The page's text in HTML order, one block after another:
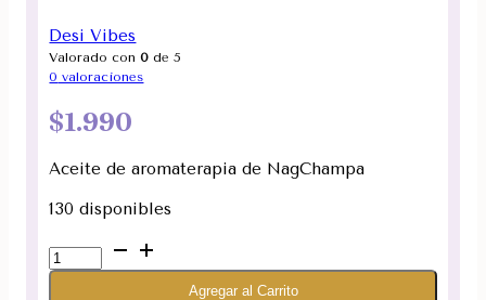
Desi Vibes
Valorado con0 de 5
0 valoraciones
$1.990
Aceite de aromaterapia de NagChampa
130 disponibles
Esencia
Aceite
Agregar al Carrito